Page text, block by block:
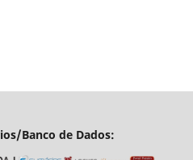
Banco de Dados: